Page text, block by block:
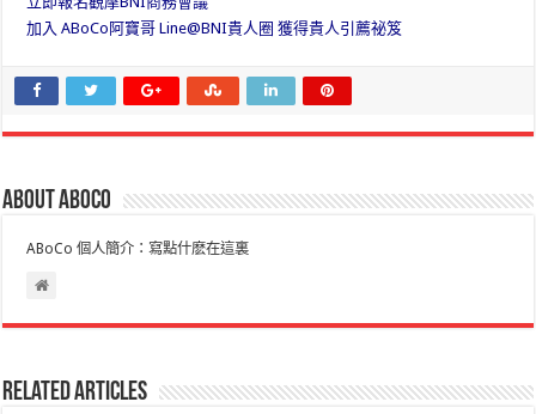
加入 ABoCo阿寶哥 Line@BNI貴人圈 獲得貴人引薦祕笈
About ABoCo
ABoCo 個人簡介：寫點什麽在這裏
Related Articles